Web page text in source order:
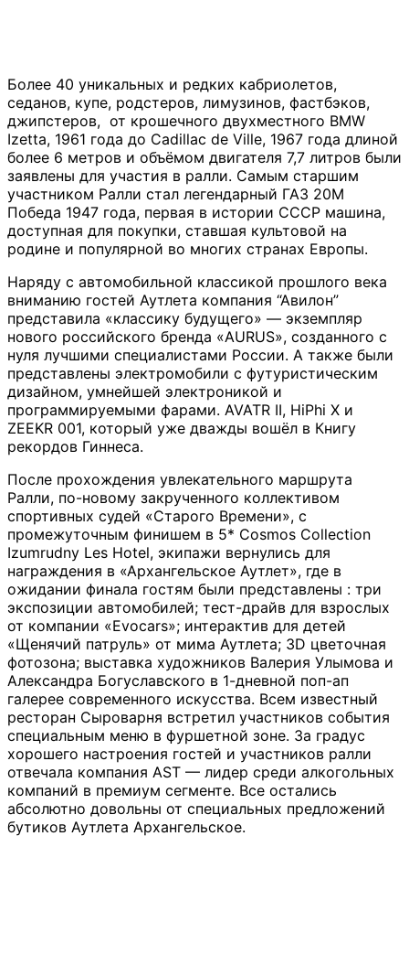
Более 40 уникальных и редких кабриолетов,
седанов, купе, родстеров, лимузинов, фастбэков,
джипстеров, от крошечного двухместного BMW
Izetta, 1961 года до Cadillac de Ville, 1967 года длиной
более 6 метров и объёмом двигателя 7,7 литров были
заявлены для участия в ралли. Самым старшим
участником Ралли стал легендарный ГАЗ 20М
Победа 1947 года, первая в истории СССР машина,
доступная для покупки, ставшая культовой на
родине и популярной во многих странах Европы.
Наряду с автомобильной классикой прошлого века
вниманию гостей Аутлета компания “Авилон”
представила «классику будущего» — экземпляр
нового российского бренда «AURUS», созданного с
нуля лучшими специалистами России. А также были
представлены электромобили с футуристическим
дизайном, умнейшей электроникой и
программируемыми фарами. AVATR II, HiPhi X и
ZEEKR 001, который уже дважды вошёл в Книгу
рекордов Гиннеса.
После прохождения увлекательного маршрута
Ралли, по-новому закрученного коллективом
спортивных судей «Старого Времени», с
промежуточным финишем в 5* Cosmos Collection
Izumrudny Les Hotel, экипажи вернулись для
награждения в «Архангельское Аутлет», где в
ожидании финала гостям были представлены : три
экспозиции автомобилей; тест-драйв для взрослых
от компании «Evocars»; интерактив для детей
«Щенячий патруль» от мима Аутлета; 3D цветочная
фотозона; выставка художников Валерия Улымова и
Александра Богуславского в 1-дневной поп-ап
галерее современного искусства. Всем известный
ресторан Сыроварня встретил участников события
специальным меню в фуршетной зоне. За градус
хорошего настроения гостей и участников ралли
отвечала компания AST — лидер среди алкогольных
компаний в премиум сегменте. Все остались
абсолютно довольны от специальных предложений
бутиков Аутлета Архангельское.